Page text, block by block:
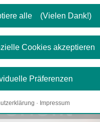
alle (Vielen Dank!)
Cookies akzeptieren
Präferenzen
· Impressum